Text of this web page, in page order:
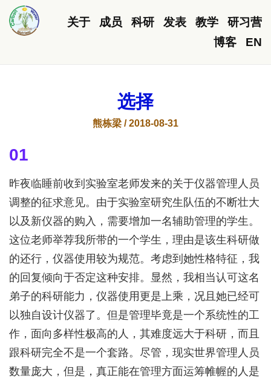
关于 成员 科研 发表 教学
研习营
博客
EN
选择
熊栋梁 / 2018-08-31
01
昨夜临睡前收到实验室老师发来的关于仪器管理人员
调整的征求意见。由于实验室研究生队伍的不断壮大
以及新仪器的购入，需要增加一名辅助管理的学生。
这位老师举荐我所带的一个学生，理由是该生科研做
的还行，仪器使用较为规范。考虑到她性格特征，我
的回复倾向于否定这种安排。显然，我相当认可这名
弟子的科研能力，仪器使用更是上乘，况且她已经可
以独自设计仪器了。但是管理毕竟是一个系统性的工
作，面向多样性极高的人，其难度远大于科研，而且
跟科研完全不是一个套路。尽管，现实世界管理人员
数量庞大，但是，真正能在管理方面运筹帷幄的人是